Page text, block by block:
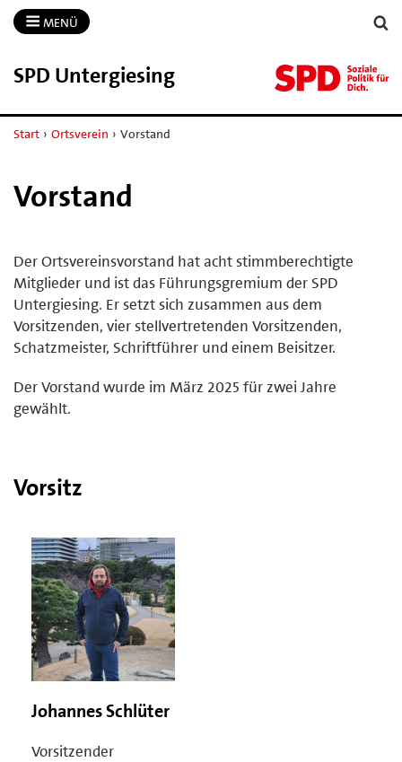
MENÜ
SPD Untergiesing
Start › Ortsverein › Vorstand
Vorstand
Der Ortsvereinsvorstand hat acht stimmberechtigte
Mitglieder und ist das Führungsgremium der SPD
Untergiesing. Er setzt sich zusammen aus dem
Vorsitzenden, vier stellvertretenden Vorsitzenden,
Schatzmeister, Schriftführer und einem Beisitzer.
Der Vorstand wurde im März 2025 für zwei Jahre
gewählt.
Vorsitz
Johannes Schlüter
Vorsitzender